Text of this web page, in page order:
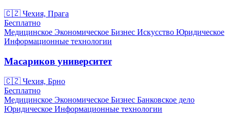
🇨🇿 Чехия, Прага
Бесплатно
Медицинское Экономическое Бизнес Искусство Юридическое
Информационные технологии
Масариков университет
🇨🇿 Чехия, Брно
Бесплатно
Медицинское Экономическое Бизнес Банковское дело
Юридическое Информационные технологии